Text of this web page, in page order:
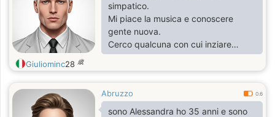
simpatico.
Mi piace la musica e conoscere
gente nuova.
Cerco qualcuna con cui inziare
un'amicizia e poi vedremo come
andrà
Giuliominc28 歳
Abruzzo 0.6
sono Alessandra ho 35 anni e sono